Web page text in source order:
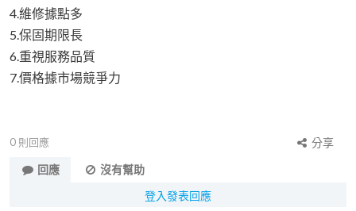
4.維修據點多
5.保固期限長
6.重視服務品質
7.價格據市場競爭力
0 則回應
分享
回應
沒有幫助
登入發表回應